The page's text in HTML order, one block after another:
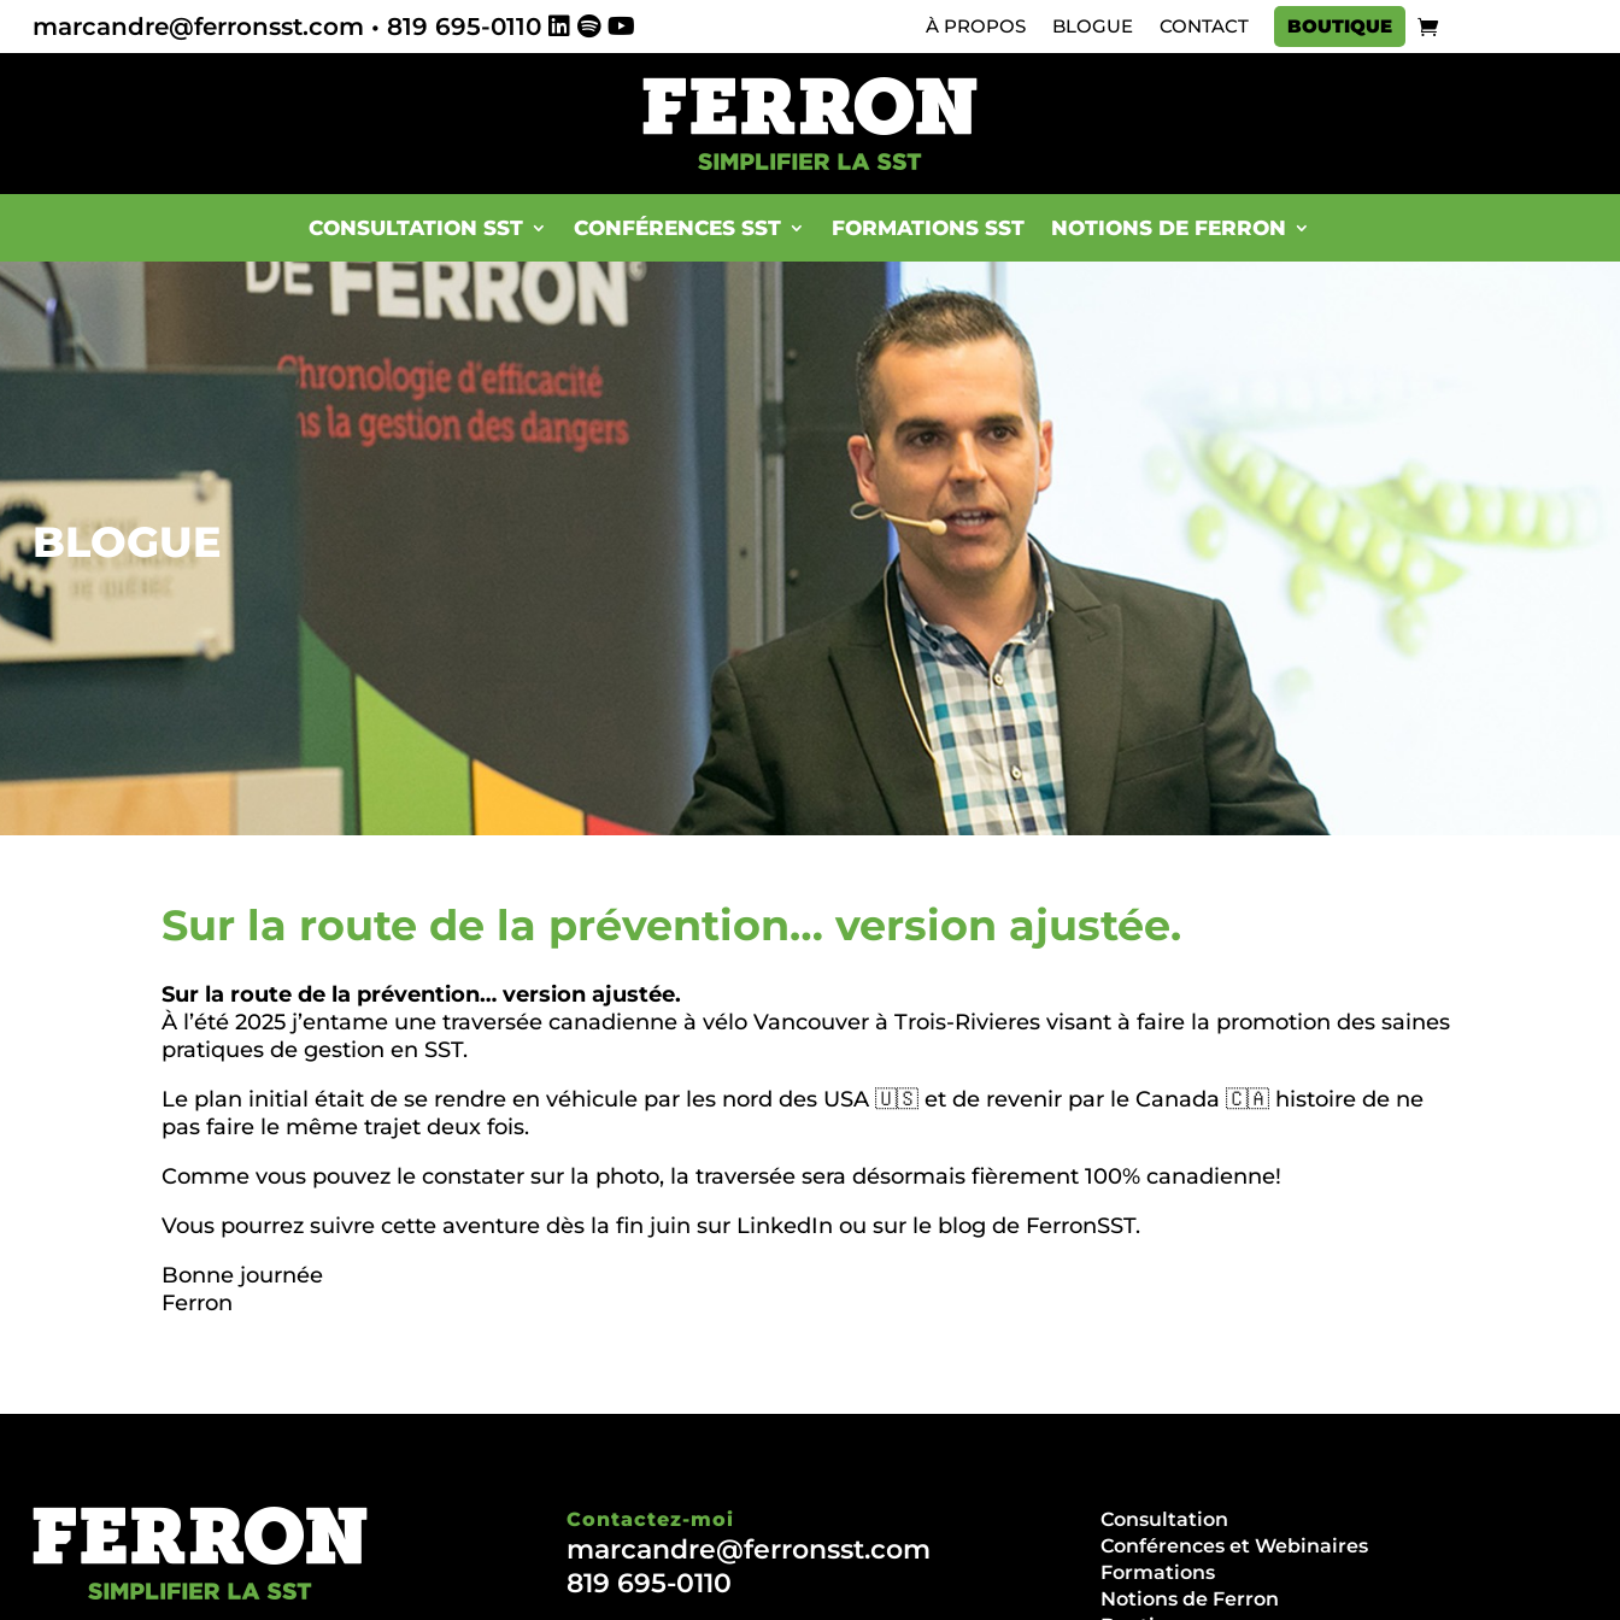
marcandre@ferronsst.com • 819 695-0110 À PROPOS BLOGUE CONTACT BOUTIQUE
CONSULTATION SST CONFÉRENCES SST FORMATIONS SST NOTIONS DE FERRON
BLOGUE
Sur la route de la prévention… version ajustée.
Sur la route de la prévention… version ajustée.
À l’été 2025 j’entame une traversée canadienne à vélo Vancouver à Trois-Rivieres visant à faire la promotion des saines
pratiques de gestion en SST.
Le plan initial était de se rendre en véhicule par les nord des USA 🇺🇸 et de revenir par le Canada 🇨🇦 histoire de ne
pas faire le même trajet deux fois.
Comme vous pouvez le constater sur la photo, la traversée sera désormais fièrement 100% canadienne!
Vous pourrez suivre cette aventure dès la fin juin sur LinkedIn ou sur le blog de FerronSST.
Bonne journée
Ferron
Contactez-moi
marcandre@ferronsst.com
819 695-0110
Consultation
Conférences et Webinaires
Formations
Notions de Ferron